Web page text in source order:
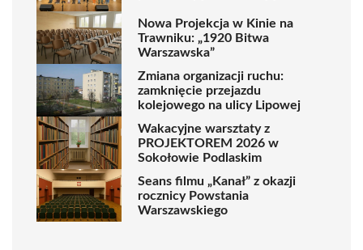
Nowa Projekcja w Kinie na
Trawniku: „1920 Bitwa
Warszawska”
Zmiana organizacji ruchu:
zamknięcie przejazdu
kolejowego na ulicy Lipowej
Wakacyjne warsztaty z
PROJEKTOREM 2026 w
Sokołowie Podlaskim
Seans filmu „Kanał” z okazji
rocznicy Powstania
Warszawskiego